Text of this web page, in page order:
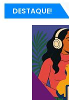
DESTAQUE!